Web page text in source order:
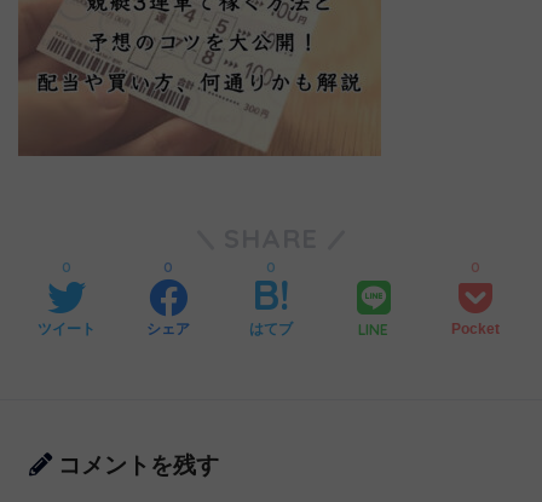
ツイート
0
シェア
0
はてブ
0
LINE Pocket
0
コメントを残す